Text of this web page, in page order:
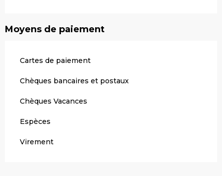
Moyens de paiement
Cartes de paiement
Chèques bancaires et postaux
Chèques Vacances
Espèces
Virement